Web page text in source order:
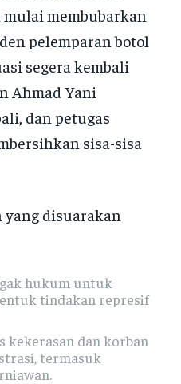
mulai membubarkan
pelemparan botol
segera kembali
Ahmad Yani
dan petugas
sisa-sisa
disuarakan
hukum untuk
tindakan represif
kekerasan dan korban
termasuk